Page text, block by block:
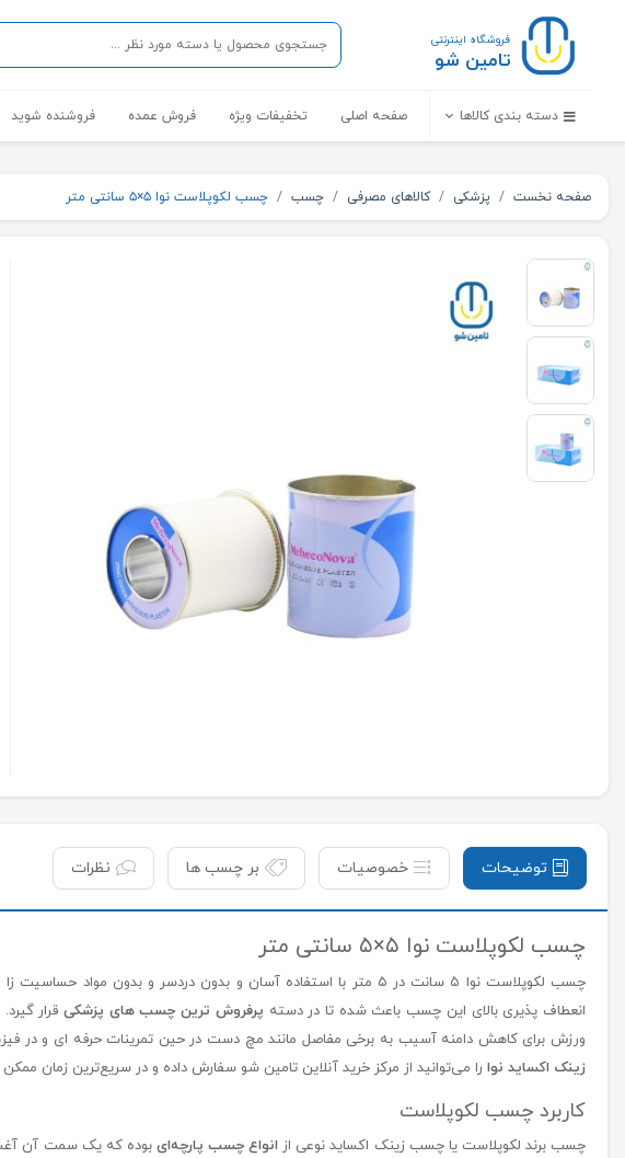
فروشگاه اینترنتی
تامین شو
دسته بندی کالاها صفحه اصلی تخفیفات ویژه فروش عمده فروشنده شوید
صفحه نخست پزشکی کالاهای مصرفی چسب چسب لکوپلاست نوا ۵×۵ سانتی متر
توضیحات خصوصیات بر چسب ها نظرات
چسب لکوپلاست نوا ۵×۵ سانتی متر
چسب لکوپلاست نوا ۵ سانت در ۵ متر با استفاده آسان و بدون دردسر و
انعطاف پذیری بالای این چسب باعث شده تا در دسته پرفروش ترین چسب های پزشکی قرار گیرد.
ورزش برای کاهش دامنه آسیب به برخی مفاصل مانند مچ دست در حین تمرینات حرفه ای و در
زینک اکساید نوا را می‌توانید از مرکز خرید آنلاین تامین شو سفارش داده و در سریع‌ترین زمان
کاربرد چسب لکوپلاست
چسب برند لکوپلاست یا چسب زینک اکساید نوعی از انواع چسب پارچه‌ای بوده که یک سمت آن